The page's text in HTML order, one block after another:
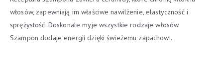
włosów, zapewniają im właściwe nawilżenie, elastyczność i
sprężystość. Doskonale myje wszystkie rodzaje włosów.
Szampon dodaje energii dzięki świeżemu zapachowi.